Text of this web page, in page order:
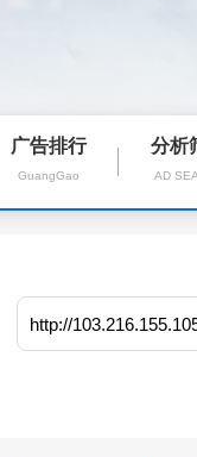
广告排行
GuangGao
分析
AD